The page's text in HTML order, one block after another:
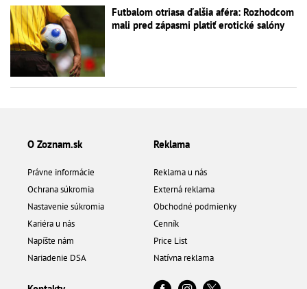
Futbalom otriasa ďalšia aféra: Rozhodcom
mali pred zápasmi platiť erotické salóny
O Zoznam.sk
Právne informácie
Ochrana súkromia
Nastavenie súkromia
Kariéra u nás
Napíšte nám
Nariadenie DSA
Reklama
Reklama u nás
Externá reklama
Obchodné podmienky
Cenník
Price List
Natívna reklama